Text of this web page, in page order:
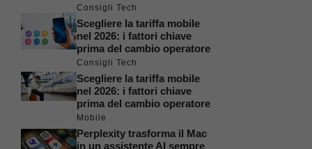
Consigli Tech
Scegliere la tariffa mobile
nel 2026: i fattori chiave
prima del cambio operatore
Consigli Tech
Scegliere la tariffa mobile
nel 2026: i fattori chiave
prima del cambio operatore
Mobile
Perplexity trasforma il Mac
in un assistente AI sempre